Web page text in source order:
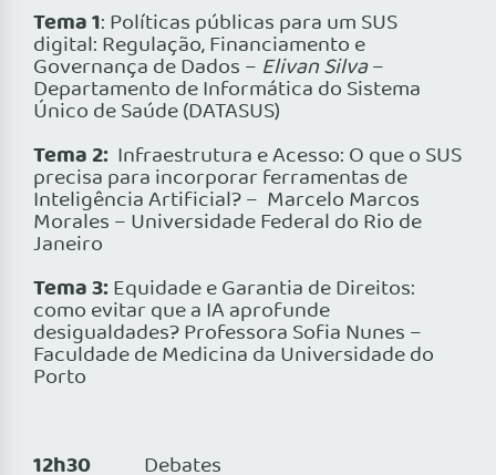
Tema 1: Políticas públicas para um SUS
digital: Regulação, Financiamento e
Governança de Dados – Elivan Silva–
Departamento de Informática do Sistema
Único de Saúde (DATASUS)
Tema 2: Infraestrutura e Acesso: O que o SUS
precisa para incorporar ferramentas de
Inteligência Artificial? – Marcelo Marcos
Morales – Universidade Federal do Rio de
Janeiro
Tema 3:Equidade e Garantia de Direitos:
como evitar que a IA aprofunde
desigualdades? Professora Sofia Nunes –
Faculdade de Medicina da Universidade do
Porto
12h30 Debates